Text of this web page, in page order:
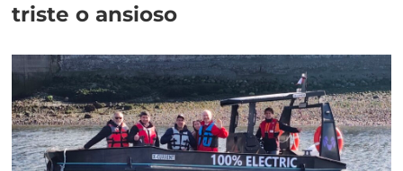
triste o ansioso